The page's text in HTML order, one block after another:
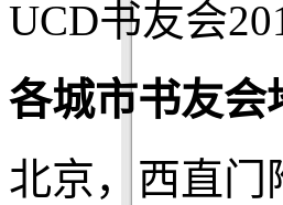
UCD书友会
各城市书友会
北京，西直门